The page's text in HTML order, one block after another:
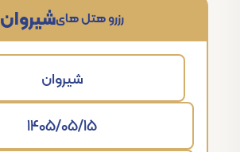
شیروانرزرو هتل های
شیروان